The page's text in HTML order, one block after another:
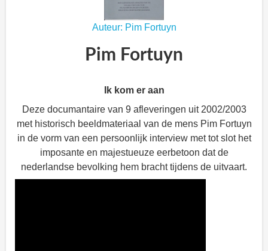
Auteur: Pim Fortuyn
Pim Fortuyn
Ik kom er aan
Deze documantaire van 9 afleveringen uit 2002/2003
met historisch beeldmateriaal van de mens Pim Fortuyn
in de vorm van een persoonlijk interview met tot slot het
imposante en majestueuze eerbetoon dat de
nederlandse bevolking hem bracht tijdens de uitvaart.